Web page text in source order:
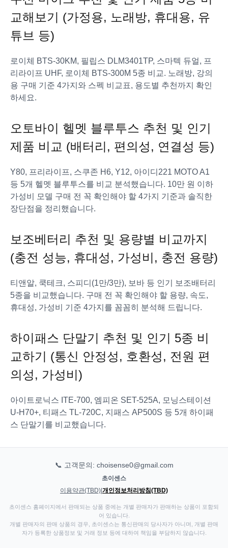
교해보기 (가정용, 노래방, 휴대용, 유
튜브 등)
로이체 BTS-30KM, 필립스 DLM3401TP, 스마텍 듀얼, 프
리라이프 UHF, 로이체 BTS-300M 5종 비교. 노래방, 강의
용 구매 기준 4가지와 스펙 비교표, 용도별 추천까지 확인
하세요.
오토바이 헬멧 블루투스 추천 및 인기
제품 비교 (배터리, 편의성, 연결성 등)
Y80, 프리라이프, 스쿠존 H6, Y12, 아이디221 MOTO A1
등 5개 헬멧 블루투스를 비교 분석했습니다. 10만 원 이하
가성비 모델 구매 전 꼭 확인해야 할 4가지 기준과 솔직한
장단점을 정리했습니다.
보조베터리 추천 및 용량별 비교까지
(충전 성능, 휴대성, 가성비, 충전 용량)
티앤알, 쿡테크, 스피디(1만/3만), 보바 등 인기 보조배터리
5종을 비교했습니다. 구매 전 꼭 확인해야 할 용량, 속도,
휴대성, 가성비 기준 4가지를 꼼꼼히 분석해 드립니다.
하이패스 단말기 추천 및 인기 5종 비
교하기 (통신 안정성, 호환성, 전원 편
의성, 가성비)
아이트로닉스 ITE-700, 엠피온 SET-525A, 모닝스테이션
U-H70+, 티패스 TL-720C, 지패스 AP500S 등 5개 하이패
스 단말기를 비교했습니다.
📞 고객문의: choisense0@gmail.com
초이센스
이용약관(TBD) 개인정보처리방침(TBD)
초이센스 홈페이지에서 판매되는 상품 중에는 개별 판매자가 판매하는 상품이 포함되
어 있습니다.
개별 판매자의 판매 상품의 경우, 초이센스는 통신판매의 당사자가 아니며, 개별 판매
자가 등록한 상품정보 및 거래 정보 등에 대하여 책임을 부담하지 않습니다.